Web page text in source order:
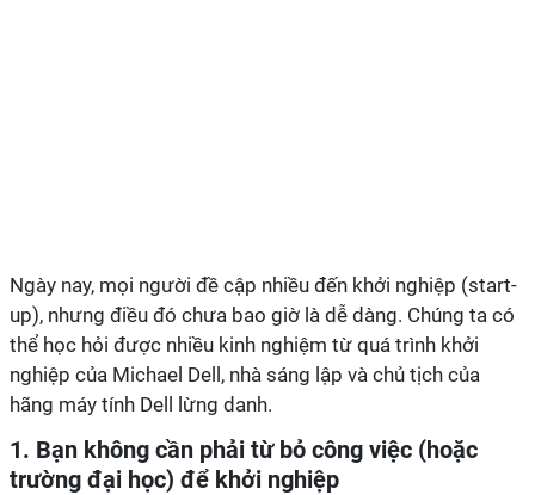
Ngày nay, mọi người đề cập nhiều đến khởi nghiệp (start-
up), nhưng điều đó chưa bao giờ là dễ dàng. Chúng ta có
thể học hỏi được nhiều kinh nghiệm từ quá trình khởi
nghiệp của Michael Dell, nhà sáng lập và chủ tịch của
hãng máy tính Dell lừng danh.
1. Bạn không cần phải từ bỏ công việc (hoặc
trường đại học) để khởi nghiệp